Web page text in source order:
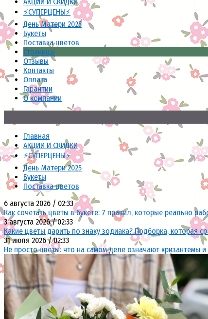
⚡СУПЕРЦЕНЫ⚡
День Матери 2025
Букеты
Поставка цветов
Страницы
Отзывы
Контакты
Оплата
Гарантии
О компании
Главная
АКЦИИ И СКИДКИ
⚡СУПЕРЦЕНЫ⚡
День Матери 2025
Букеты
Поставка цветов
6 августа 2026 / 02:33
Как сочетать цветы в букете: 7 правил, которые реально
3 августа 2026 / 02:33
Какие цветы дарить по знаку зодиака? Подборка, которая
31 июля 2026 / 02:33
Не просто цветы: что на самом деле означают хризантемы и